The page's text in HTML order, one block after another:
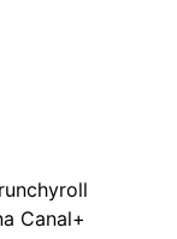
Canal+